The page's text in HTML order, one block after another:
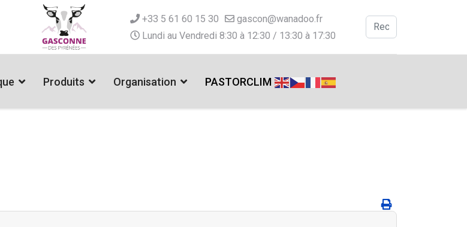
+33 5 61 60 15 30
gascon@wanadoo.fr
Lundi au Vendredi 8:30 à 12:30 / 13:30 à 17:30
Valider
Produits Organisation PASTORCLIM